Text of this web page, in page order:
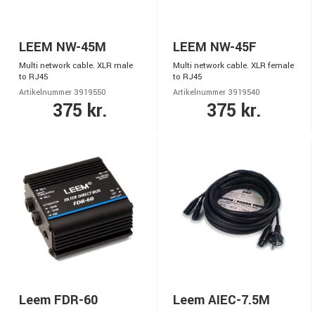
LEEM NW-45M
Multi network cable. XLR male
to RJ45
Artikelnummer 3919550
375 kr.
LEEM NW-45F
Multi network cable. XLR female
to RJ45
Artikelnummer 3919540
375 kr.
Leem FDR-60 Leem AIEC-7.5M